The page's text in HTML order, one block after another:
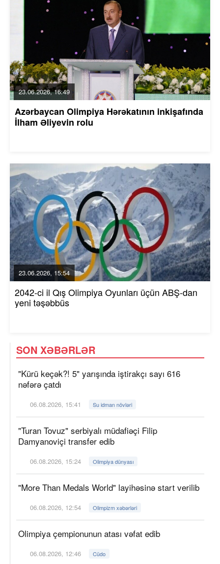
23.06.2026, 16:49
Azərbaycan Olimpiya Hərəkatının inkişafında
İlham Əliyevin rolu
23.06.2026, 15:54
2042-ci il Qış Olimpiya Oyunları üçün ABŞ-dan
yeni təşəbbüs
SON XƏBƏRLƏR
"Kürü keçək?! 5" yarışında iştirakçı sayı 616
nəfərə çatdı
06.08.2026, 15:41 Su idman növləri
"Turan Tovuz" serbiyalı müdafiəçi Filip
Damyanoviçi transfer edib
06.08.2026, 15:24 Olimpiya dünyası
"More Than Medals World" layihəsinə start verilib
06.08.2026, 12:54 Olimpizm xəbərləri
Olimpiya çempionunun atası vəfat edib
06.08.2026, 12:46 Cüdo